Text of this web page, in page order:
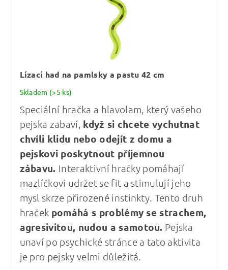
Lízací had na pamlsky a pastu 42 cm
Skladem (>5 ks)
Speciální hračka a hlavolam, který vašeho
pejska zabaví, když si chcete vychutnat
chvíli klidu nebo odejít z domu a
pejskovi poskytnout příjemnou
zábavu. Interaktivní hračky pomáhají
mazlíčkovi udržet se fit a stimulují jeho
mysl skrze přirozené instinkty. Tento druh
hraček pomáhá s problémy se strachem,
agresivitou, nudou a samotou. Pejska
unaví po psychické stránce a tato aktivita
je pro pejsky velmi důležitá.